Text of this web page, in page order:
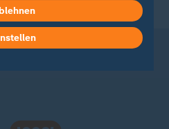
du in unserer